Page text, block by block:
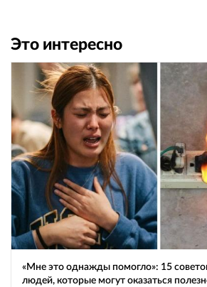
Это интересно
«Мне это однажды помогло»: 15
людей, которые могут оказаться